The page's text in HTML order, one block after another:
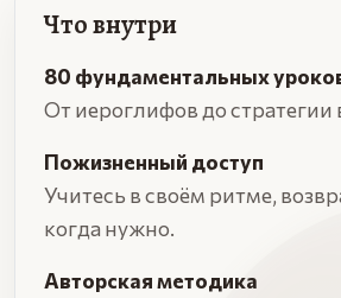
Что внутри
80 фундаментальных
От иероглифов до стратегии
Пожизненный доступ
Учитесь в своём ритме,
когда нужно.
Авторская методика